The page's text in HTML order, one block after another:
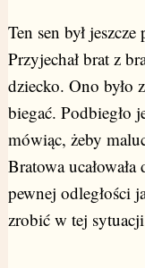
Ten sen był
Przyjechał brat z
dziecko. Ono było
biegać. Podbiegło
mówiąc, żeby
Bratowa
pewnej odległości
zrobić w tej